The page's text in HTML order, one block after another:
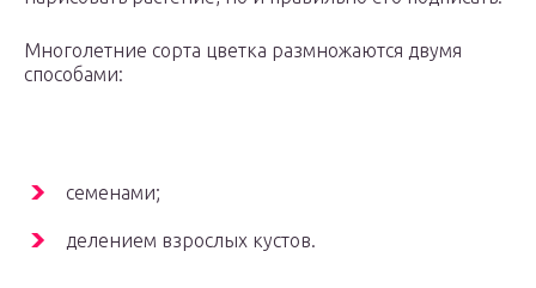
Многолетние сорта цветка размножаются двумя
способами:
семенами;
делением взрослых кустов.